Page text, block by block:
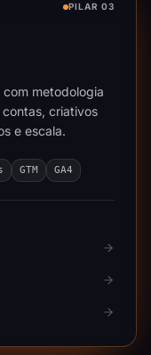
PILAR 03
metodologia
criativos
e escala.
GTM GA4